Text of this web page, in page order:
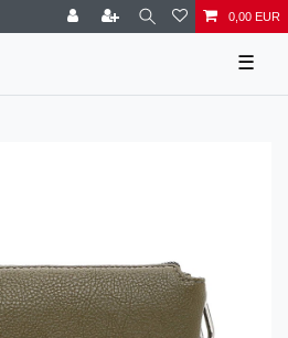
0,00 EUR
☰